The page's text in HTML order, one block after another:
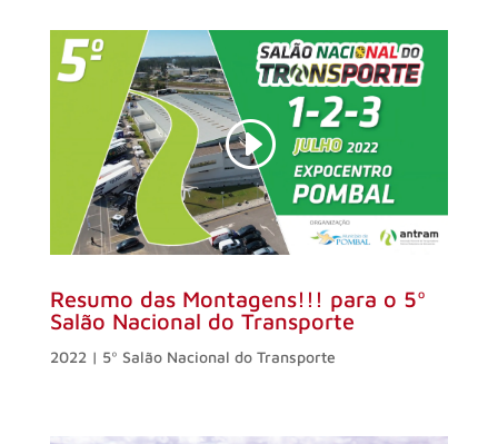
Resumo das Montagens!!! para o 5º
Salão Nacional do Transporte
2022 | 5º Salão Nacional do Transporte